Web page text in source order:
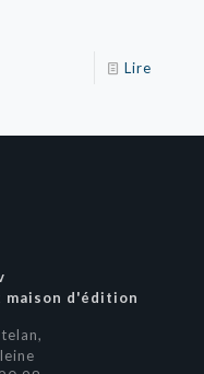
Lire
maison d'édition